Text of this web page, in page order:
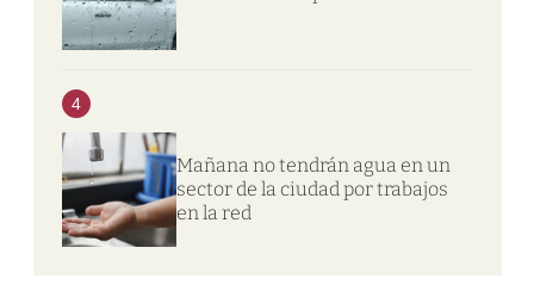
4
Mañana no tendrán agua en un
sector de la ciudad por trabajos
en la red